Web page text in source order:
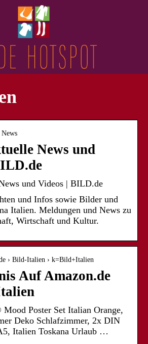
News und
und Videos | BILD.de
und Infos sowie Bilder und
Italien. Meldungen und News zu
Wirtschaft und Kultur.
› Bild-Italien › k=Bild+Italien
Auf Amazon.de
Mood Poster Set Italian Orange,
Deko Schlafzimmer, 2x DIN
Italien Toskana Urlaub …